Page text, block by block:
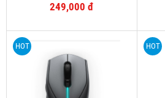
249,000 đ
HOT HOT